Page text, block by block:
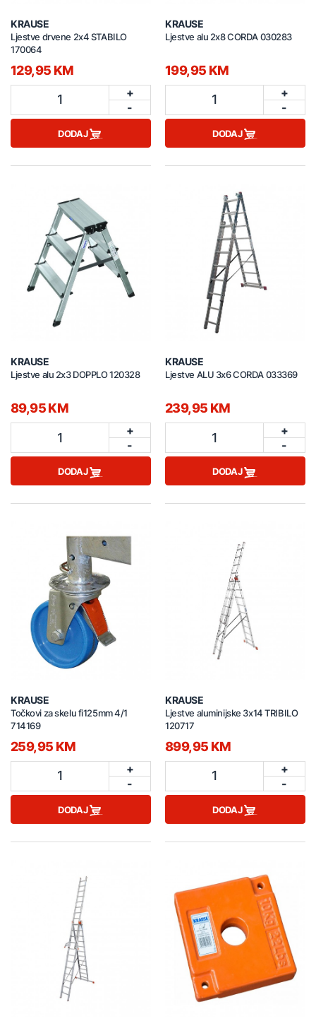
KRAUSE
Ljestve drvene 2x4 STABILO
170064
129,95 KM
1
+
-
DODAJ
KRAUSE
Ljestve alu 2x8 CORDA 030283
199,95 KM
1
+
-
DODAJ
KRAUSE
Ljestve alu 2x3 DOPPLO 120328
89,95 KM
1
+
-
DODAJ
KRAUSE
Ljestve ALU 3x6 CORDA 033369
239,95 KM
1
+
-
DODAJ
KRAUSE
Točkovi za skelu fi125mm 4/1
714169
259,95 KM
1
+
-
DODAJ
KRAUSE
Ljestve aluminijske 3x14 TRIBILO
120717
899,95 KM
1
+
-
DODAJ